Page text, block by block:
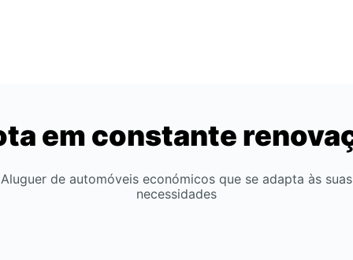
em constante
Aluguer de automóveis económicos que se adapta às suas
necessidades